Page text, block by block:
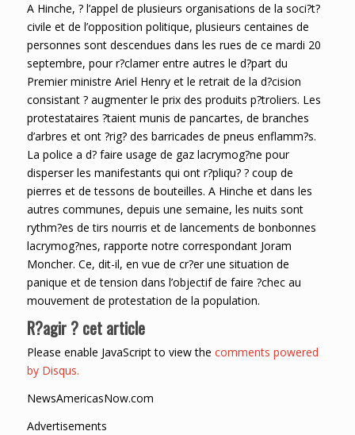
A Hinche, ? l’appel de plusieurs organisations de la soci?t?
civile et de l’opposition politique, plusieurs centaines de
personnes sont descendues dans les rues de ce mardi 20
septembre, pour r?clamer entre autres le d?part du
Premier ministre Ariel Henry et le retrait de la d?cision
consistant ? augmenter le prix des produits p?troliers. Les
protestataires ?taient munis de pancartes, de branches
d’arbres et ont ?rig? des barricades de pneus enflamm?s.
La police a d? faire usage de gaz lacrymog?ne pour
disperser les manifestants qui ont r?pliqu? ? coup de
pierres et de tessons de bouteilles. A Hinche et dans les
autres communes, depuis une semaine, les nuits sont
rythm?es de tirs nourris et de lancements de bonbonnes
lacrymog?nes, rapporte notre correspondant Joram
Moncher. Ce, dit-il, en vue de cr?er une situation de
panique et de tension dans l’objectif de faire ?chec au
mouvement de protestation de la population.
R?agir ? cet article
Please enable JavaScript to view the comments powered
by Disqus.
NewsAmericasNow.com
Advertisements